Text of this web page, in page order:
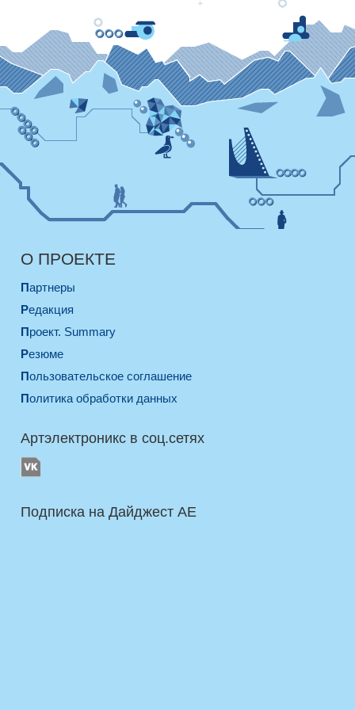
О ПРОЕКТЕ
Партнеры
Редакция
Проект. Summary
Резюме
Пользовательское соглашение
Политика обработки данных
Артэлектроникс в соц.сетях
Подписка на Дайджест AE